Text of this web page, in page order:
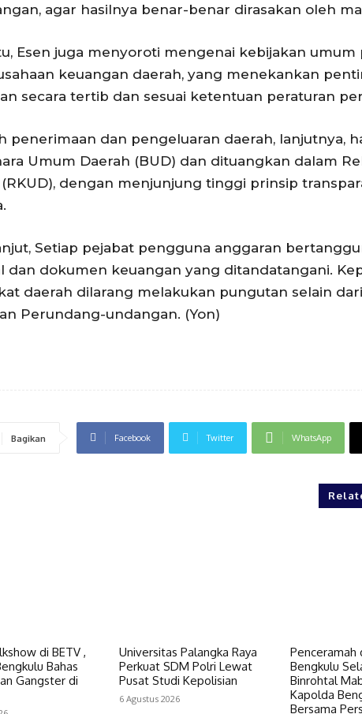
agar hasilnya benar-benar dirasakan oleh
Esen juga menyoroti mengenai kebijakan umum
keuangan daerah, yang menekankan
secara tertib dan sesuai ketentuan peraturan
penerimaan dan pengeluaran daerah, lanjutnya,
Umum Daerah (BUD) dan dituangkan dalam
(RKUD), dengan menjunjung tinggi prinsip
Setiap pejabat pengguna anggaran
dan dokumen keuangan yang ditandatangani.
daerah dilarang melakukan pungutan selain
Perundang-undangan. (Yon)
Bagikan Facebook Twitter WhatsApp
di BETV ,
Bahas
Gangster di
Universitas Palangka Raya
Perkuat SDM Polri Lewat
Pusat Studi Kepolisian
6 Agustus 2026
Penceramah
Bengkulu
Binrohtal
Kapolda
Bersama